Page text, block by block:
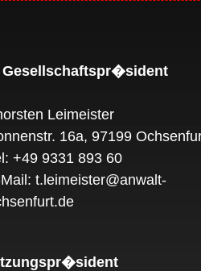
Gesellschaftspr�sident
Leimeister
16a, 97199
+49 9331 893 60
t.leimeister@anwalt-